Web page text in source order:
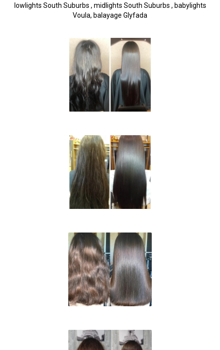
lowlights South Suburbs , midlights South Suburbs , babylights
Voula, balayage Glyfada